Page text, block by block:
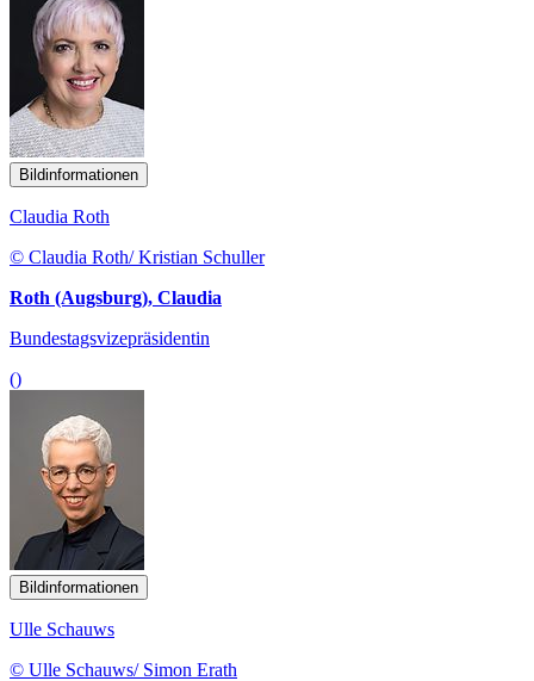
Bildinformationen
Claudia Roth
© Claudia Roth/ Kristian Schuller
Roth (Augsburg), Claudia
Bundestagsvizepräsidentin
()
Bildinformationen
Ulle Schauws
© Ulle Schauws/ Simon Erath